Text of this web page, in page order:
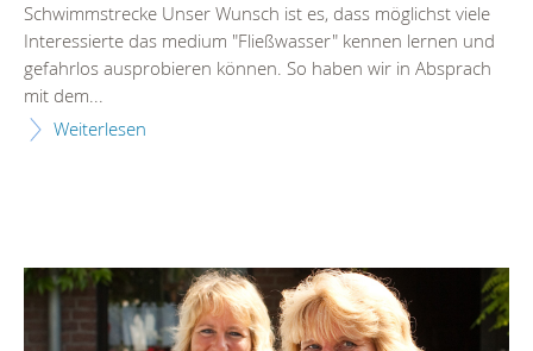
Schwimmstrecke Unser Wunsch ist es, dass möglichst viele
Interessierte das medium "Fließwasser" kennen lernen und
gefahrlos ausprobieren können. So haben wir in Absprach
mit dem...
Weiterlesen